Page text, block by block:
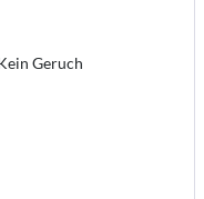
Geruch